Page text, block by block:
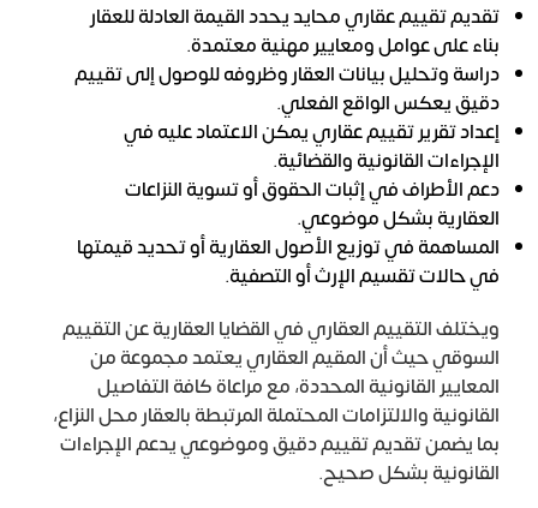
تقديم تقييم عقاري محايد يحدد القيمة العادلة للعقار
بناء على عوامل ومعايير مهنية معتمدة.
دراسة وتحليل بيانات العقار وظروفه للوصول إلى تقييم
دقيق يعكس الواقع الفعلي.
إعداد تقرير تقييم عقاري يمكن الاعتماد عليه في
الإجراءات القانونية والقضائية.
دعم الأطراف في إثبات الحقوق أو تسوية النزاعات
العقارية بشكل موضوعي.
المساهمة في توزيع الأصول العقارية أو تحديد قيمتها
في حالات تقسيم الإرث أو التصفية.
ويختلف التقييم العقاري في القضايا العقارية عن التقييم
السوقي حيث أن المقيم العقاري يعتمد مجموعة من
المعايير القانونية المحددة، مع مراعاة كافة التفاصيل
القانونية والالتزامات المحتملة المرتبطة بالعقار محل النزاع،
بما يضمن تقديم تقييم دقيق وموضوعي يدعم الإجراءات
القانونية بشكل صحيح.